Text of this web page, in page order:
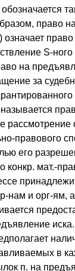
право
право
S-
на
за
рассмотрение
правового
его
конкр. мат.-
нам и орг-ям,
в
п. на